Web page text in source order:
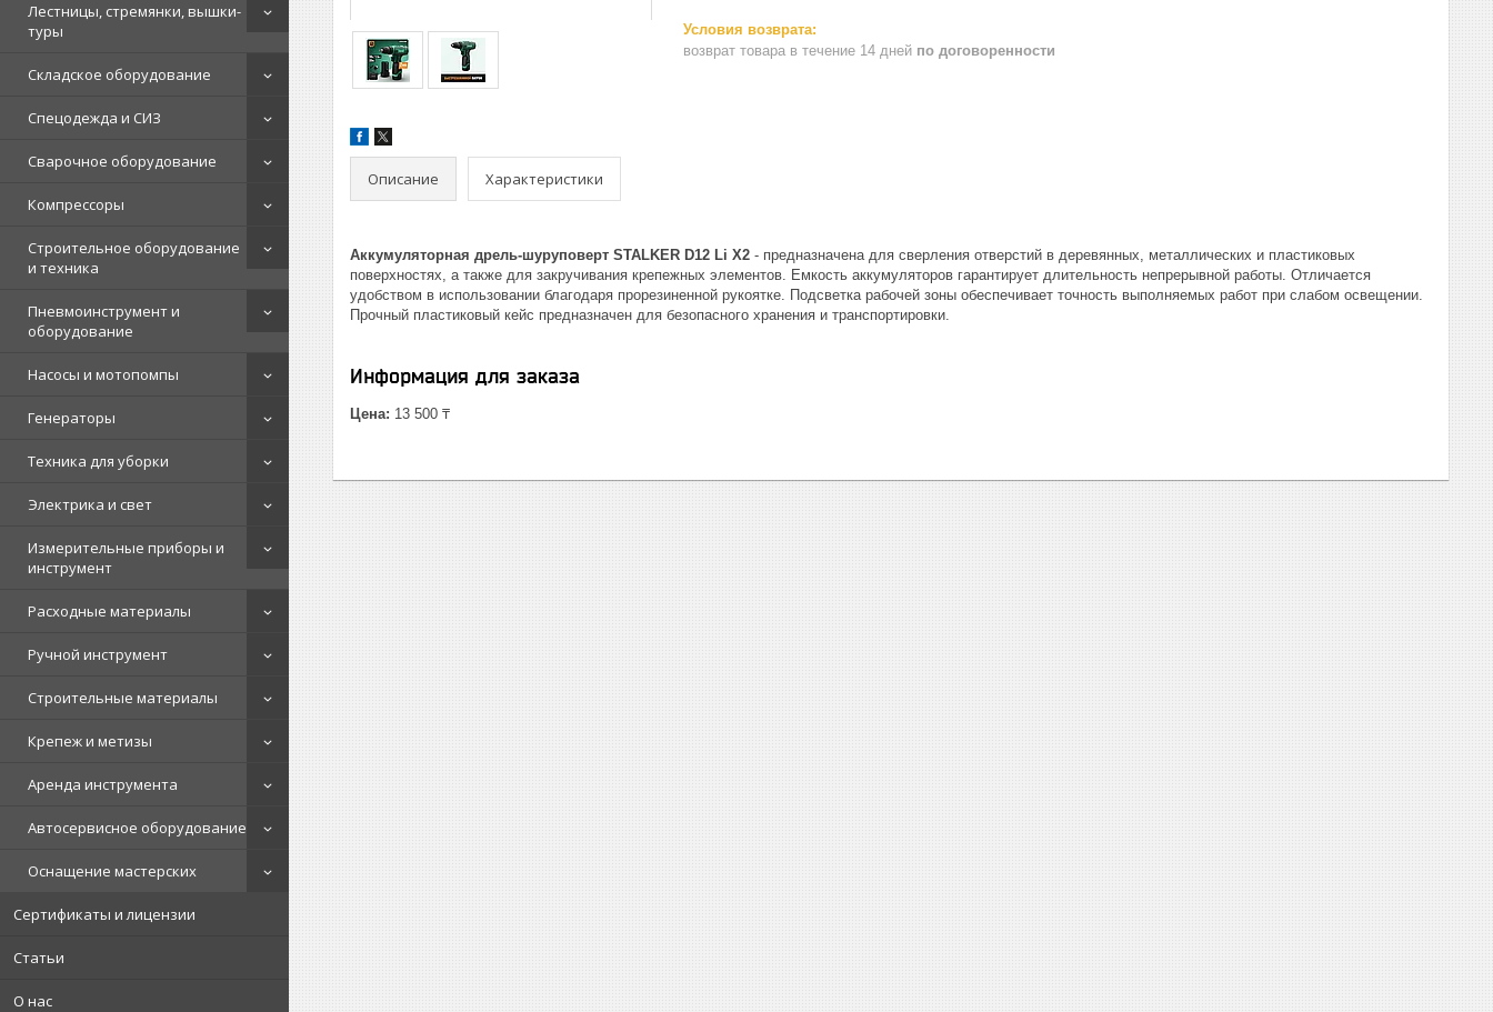
Лестницы, стремянки, вышки-
туры
Складское оборудование
Спецодежда и СИЗ
Сварочное оборудование
Компрессоры
Строительное оборудование
и техника
Пневмоинструмент и
оборудование
Насосы и мотопомпы
Генераторы
Техника для уборки
Электрика и свет
Измерительные приборы и
инструмент
Расходные материалы
Ручной инструмент
Строительные материалы
Крепеж и метизы
Аренда инструмента
Автосервисное оборудование
Оснащение мастерских
Сертификаты и лицензии
Статьи
О нас
возврат товара в течение 14 дней по договоренности
Описание Характеристики
Аккумуляторная дрель-шуруповерт STALKER D12 Li X2 - предназначена для сверления отверстий в деревянных, металлических и пластиковых
поверхностях, а также для закручивания крепежных элементов. Емкость аккумуляторов гарантирует длительность непрерывной работы. Отличается
удобством в использовании благодаря прорезиненной рукоятке. Подсветка рабочей зоны обеспечивает точность выполняемых работ при слабом освещении.
Прочный пластиковый кейс предназначен для безопасного хранения и транспортировки.
Информация для заказа
Цена: 13 500 ₸